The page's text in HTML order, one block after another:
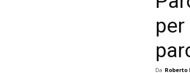
Da Roberto